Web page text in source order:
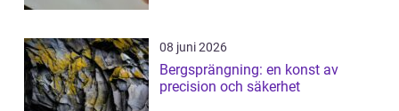
08 juni 2026
Bergsprängning: en konst av
precision och säkerhet